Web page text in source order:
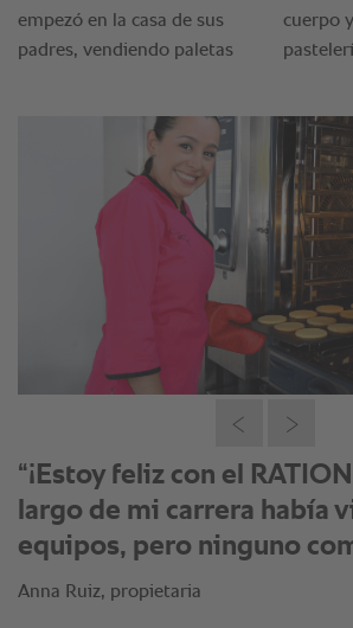
“Yo siempre recomiendo
mis cursos porque estoy
satisfecha y creo que
negocios pequeños